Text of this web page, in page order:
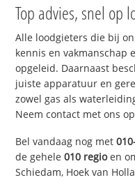
Top advies, snel op
Alle loodgieters die bij
kennis en vakmanschap
opgeleid. Daarnaast
juiste apparatuur en
zowel gas als
Neem contact met ons
Bel vandaag nog met
de gehele010 regioen
Schiedam, Hoek van